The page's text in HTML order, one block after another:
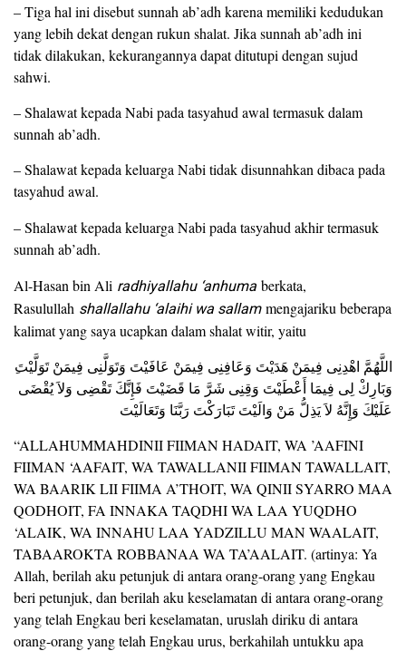
– Tiga hal ini disebut sunnah ab’adh karena memiliki kedudukan
yang lebih dekat dengan rukun shalat. Jika sunnah ab’adh ini
tidak dilakukan, kekurangannya dapat ditutupi dengan sujud
sahwi.
– Shalawat kepada Nabi pada tasyahud awal termasuk dalam
sunnah ab’adh.
– Shalawat kepada keluarga Nabi tidak disunnahkan dibaca pada
tasyahud awal.
– Shalawat kepada keluarga Nabi pada tasyahud akhir termasuk
sunnah ab’adh.
Al-Hasan bin Ali radhiyallahu ‘anhuma berkata,
Rasulullah shallallahu ‘alaihi wa sallammengajariku beberapa
kalimat yang saya ucapkan dalam shalat witir, yaitu
‬عَلَيْكَ‭ ‬وَإِنَّهُ‭ ‬لاَ‭ ‬يَذِلُّ‭ ‬مَنْ‭ ‬وَالَيْتَ‭ ‬تَبَارَكْتَ‭ ‬رَبَّنَا‭ ‬وَتَعَالَيْتَ
“ALLAHUMMAHDINII FIIMAN HADAIT, WA ’AAFINI
FIIMAN ‘AAFAIT, WA TAWALLANII FIIMAN TAWALLAIT,
WA BAARIK LII FIIMA A’THOIT, WA QINII SYARRO MAA
QODHOIT, FA INNAKA TAQDHI WA LAA YUQDHO
‘ALAIK, WA INNAHU LAA YADZILLU MAN WAALAIT,
TABAAROKTA ROBBANAA WA TA’AALAIT. (artinya: Ya
Allah, berilah aku petunjuk di antara orang-orang yang Engkau
beri petunjuk, dan berilah aku keselamatan di antara orang-orang
yang telah Engkau beri keselamatan, uruslah diriku di antara
orang-orang yang telah Engkau urus, berkahilah untukku apa